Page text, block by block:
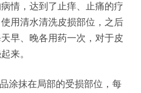
情，达到了止痒、止痛的疗
用清水清洗皮损部位，之后
早、晚各用药一次，对于皮
来。
抹在局部的受损部位，每